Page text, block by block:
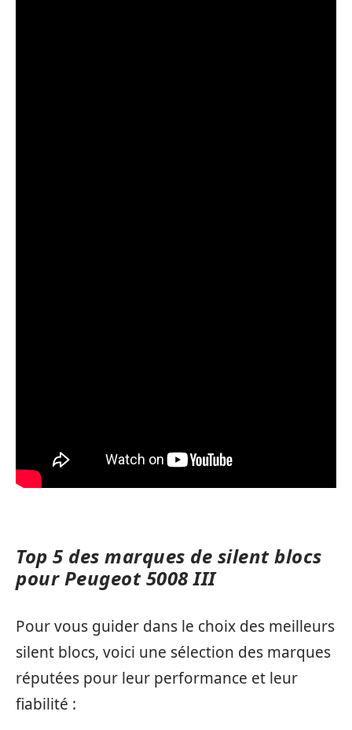
Top 5 des marques de silent blocs
pour Peugeot 5008 III
Pour vous guider dans le choix des meilleurs
silent blocs, voici une sélection des marques
réputées pour leur performance et leur
fiabilité :